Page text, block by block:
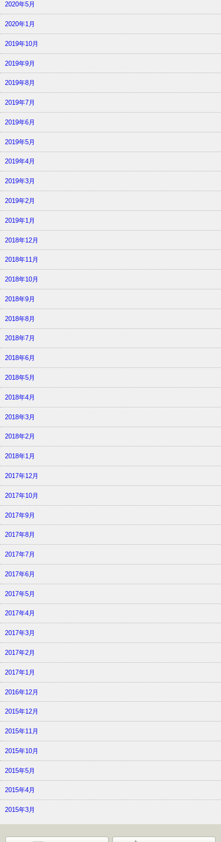
2020年5月
2020年1月
2019年10月
2019年9月
2019年8月
2019年7月
2019年6月
2019年5月
2019年4月
2019年3月
2019年2月
2019年1月
2018年12月
2018年11月
2018年10月
2018年9月
2018年8月
2018年7月
2018年6月
2018年5月
2018年4月
2018年3月
2018年2月
2018年1月
2017年12月
2017年10月
2017年9月
2017年8月
2017年7月
2017年6月
2017年5月
2017年4月
2017年3月
2017年2月
2017年1月
2016年12月
2015年12月
2015年11月
2015年10月
2015年5月
2015年4月
2015年3月